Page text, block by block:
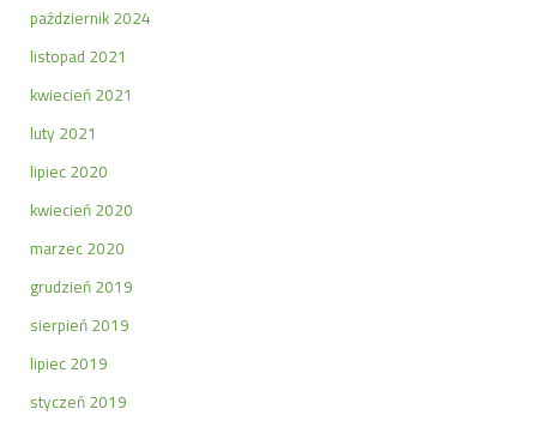
październik 2024
listopad 2021
kwiecień 2021
luty 2021
lipiec 2020
kwiecień 2020
marzec 2020
grudzień 2019
sierpień 2019
lipiec 2019
styczeń 2019